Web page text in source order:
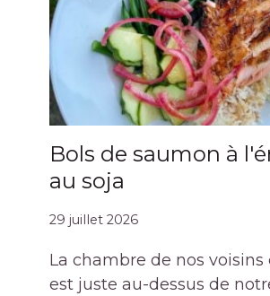
Bols de saumon à
au soja
29 juillet 2026
La chambre de nos voisins
est juste au-dessus de